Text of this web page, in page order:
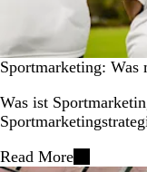
Sportmarketing: Was
Was ist
Read More